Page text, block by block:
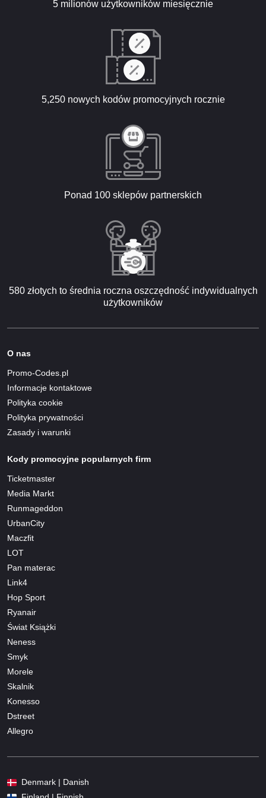
5 milionów użytkowników miesięcznie
5,250 nowych kodów promocyjnych rocznie
Ponad 100 sklepów partnerskich
580 złotych to średnia roczna oszczędność indywidualnych
użytkowników
O nas
Promo-Codes.pl
Informacje kontaktowe
Polityka cookie
Polityka prywatności
Zasady i warunki
Kody promocyjne popularnych firm
Ticketmaster
Media Markt
Runmageddon
UrbanCity
Maczfit
LOT
Pan materac
Link4
Hop Sport
Ryanair
Świat Książki
Neness
Smyk
Morele
Skalnik
Konesso
Dstreet
Allegro
Denmark | Danish